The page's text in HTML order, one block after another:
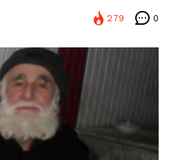
279 0